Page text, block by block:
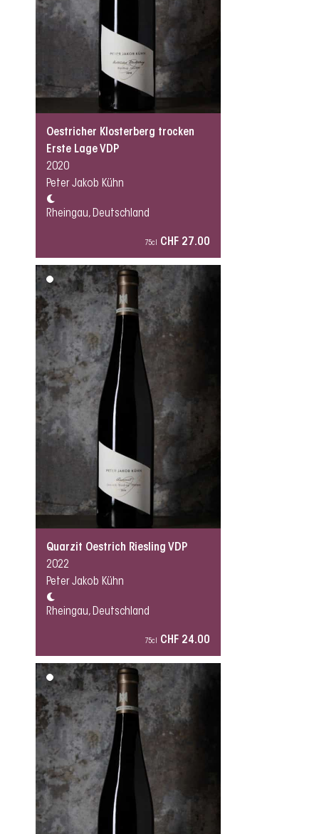
Oestricher Klosterberg trocken
Erste Lage VDP
2020
Peter Jakob Kühn
Rheingau, Deutschland
75cl CHF 27.00
Quarzit Oestrich Riesling VDP
2022
Peter Jakob Kühn
Rheingau, Deutschland
75cl CHF 24.00